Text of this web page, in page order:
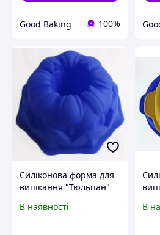
Good Baking 100%
Силіконова форма для
випікання "Тюльпан"
В наявності
В